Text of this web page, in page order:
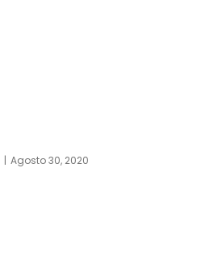
Agosto 30, 2020